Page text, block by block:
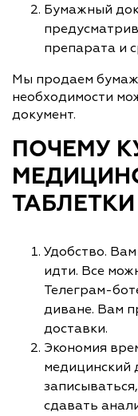
Бумажный
препарата и
Мы продаем
необходимости
документ.
ПОЧЕМУ
Удобство.
идти. Все
Телеграм-
диване. Вам
доставки.
Экономия
медицинский
сдавать